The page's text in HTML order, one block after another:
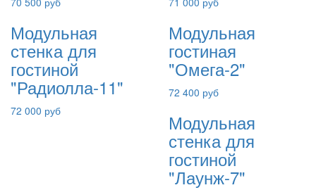
Модульная
стенка для
гостиной
"Радиолла-11"
72 000 руб
Модульная
гостиная
"Омега-2"
72 400 руб
Модульная
стенка для
гостиной
"Лаунж-7"